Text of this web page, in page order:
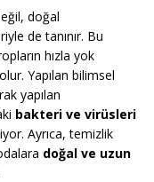
doğal
de tanınır. Bu
hızla yok
Yapılan bilimsel
yapılan
bakteri ve virüsleri
Ayrıca, temizlik
doğal ve uzun